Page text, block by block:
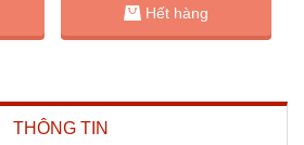
Hết hàng
THÔNG TIN